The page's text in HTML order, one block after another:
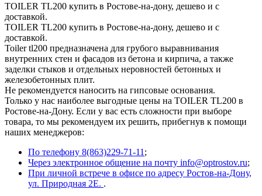
TOILER TL200 купить в Ростове-на-дону, дешево и с
доставкой.
TOILER TL200 купить в Ростове-на-дону, дешево и с
доставкой.
Toiler tl200 предназначена для грубого выравнивания
внутренних стен и фасадов из бетона и кирпича, а также
заделки стыков и отдельных неровностей бетонных и
железобетонных плит.
Не рекомендуется наносить на гипсовые основания.
Только у нас наиболее выгодные цены на TOILER TL200 в
Ростове-на-Дону. Если у вас есть сложности при выборе
товара, то мы рекомендуем их решить, прибегнув к помощи
наших менеджеров:
По телефону 8(863)229-71-11 ;
Через электронное общение на почту info@optrostov.ru;
При личной встрече в офисе по адресу Ростов-на-Дону,
ул. Природная 2Е. .